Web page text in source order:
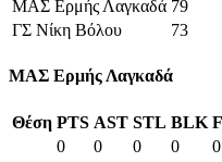
ΜΑΣ Ερμής Λαγκαδά 79
ΓΣ Νίκη Βόλου
73
ΜΑΣ Ερμής Λαγκαδά
Θέση PTS AST STL BLK
0
0 0 0 0